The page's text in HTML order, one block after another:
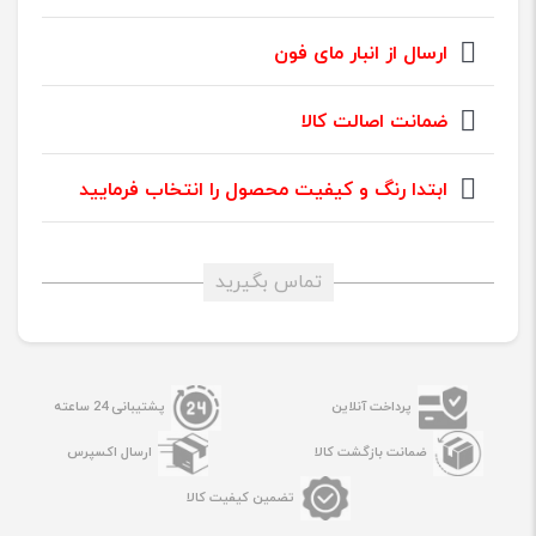
ارسال از انبار مای فون
ضمانت اصالت کالا
ابتدا رنگ و کیفیت محصول را انتخاب فرمایید
تماس بگیرید
پرداخت آنلاین پشتیبانی 24 ساعته
ضمانت بازگشت کالا ارسال اکسپرس
تضمین کیفیت کالا